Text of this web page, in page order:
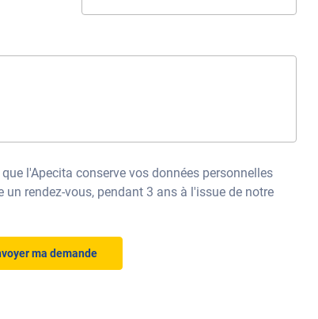
l'Apecita conserve vos données personnelles
rendez-vous, pendant 3 ans à l'issue de notre
ma demande